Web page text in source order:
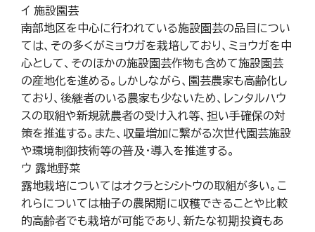
イ 施設園芸
南部地区を中心に行われている施設園芸の品目につい
ては、その多くがミョウガを栽培しており、ミョウガを中
心として、そのほかの施設園芸作物も含めて施設園芸
の産地化を進める。しかしながら、園芸農家も高齢化し
ており、後継者のいる農家も少ないため、レンタルハウ
スの取組や新規就農者の受け入れ等、担い手確保の対
策を推進する。また、収量増加に繋がる次世代園芸施設
や環境制御技術等の普及・導入を推進する。
ウ 露地野菜
露地栽培についてはオクラとシシトウの取組が多い。こ
れらについては柚子の農閑期に収穫できることや比較
的高齢者でも栽培が可能であり、新たな初期投資もあ